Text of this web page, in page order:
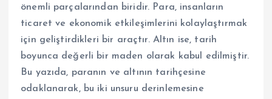
önemli parçalarından biridir. Para, insanların
ticaret ve ekonomik etkileşimlerini kolaylaştırmak
için geliştirdikleri bir araçtır. Altın ise, tarih
boyunca değerli bir maden olarak kabul edilmiştir.
Bu yazıda, paranın ve altının tarihçesine
odaklanarak, bu iki unsuru derinlemesine